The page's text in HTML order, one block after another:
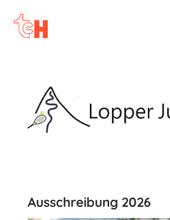
Ausschreibung 2026